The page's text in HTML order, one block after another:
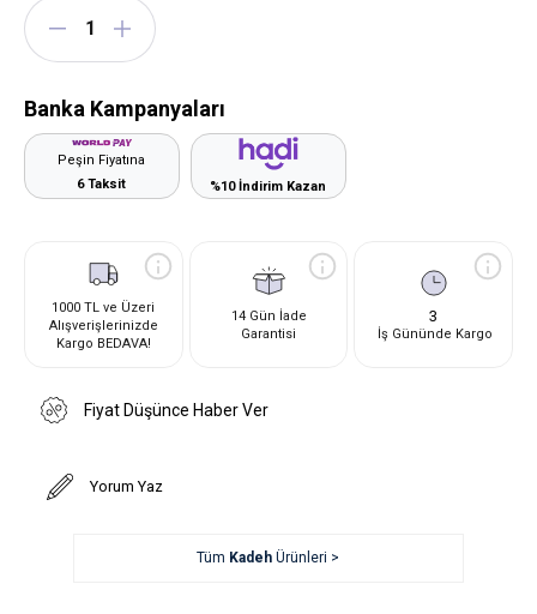
Banka Kampanyaları
Peşin Fiyatına
6 Taksit
%10 İndirim Kazan
1000 TL ve Üzeri
Alışverişlerinizde
Kargo BEDAVA!
14 Gün İade
Garantisi
3
İş Gününde Kargo
Fiyat Düşünce Haber Ver
Yorum Yaz
Tüm Kadeh Ürünleri >